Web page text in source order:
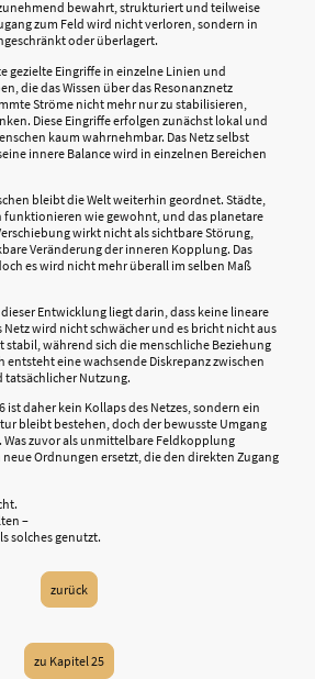
bewahrt, strukturiert und teilweise
zum Feld wird nicht verloren, sondern in
oder überlagert.
gezielte Eingriffe in einzelne Linien und
die das Wissen über das Resonanznetz
Ströme nicht mehr nur zu stabilisieren,
Diese Eingriffe erfolgen zunächst lokal und
kaum wahrnehmbar. Das Netz selbst
innere Balance wird in einzelnen Bereichen
bleibt die Welt weiterhin geordnet. Städte,
funktionieren wie gewohnt, und das planetare
wirkt nicht als sichtbare Störung,
Veränderung der inneren Kopplung. Das
es wird nicht mehr überall im selben Maß
Entwicklung liegt darin, dass keine lineare
Netz wird nicht schwächer und es bricht nicht aus
stabil, während sich die menschliche Beziehung
entsteht eine wachsende Diskrepanz zwischen
Nutzung.
ist daher kein Kollaps des Netzes, sondern ein
bleibt bestehen, doch der bewusste Umgang
zuvor als unmittelbare Feldkopplung
Ordnungen ersetzt, die den direkten Zugang
–
solches genutzt.
zurück
zu Kapitel 25